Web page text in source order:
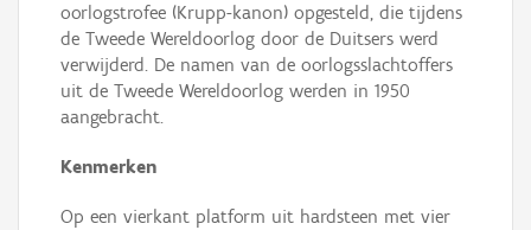
oorlogstrofee (Krupp-kanon) opgesteld, die tijdens
de Tweede Wereldoorlog door de Duitsers werd
verwijderd. De namen van de oorlogsslachtoffers
uit de Tweede Wereldoorlog werden in 1950
aangebracht.
Kenmerken
Op een vierkant platform uit hardsteen met vier